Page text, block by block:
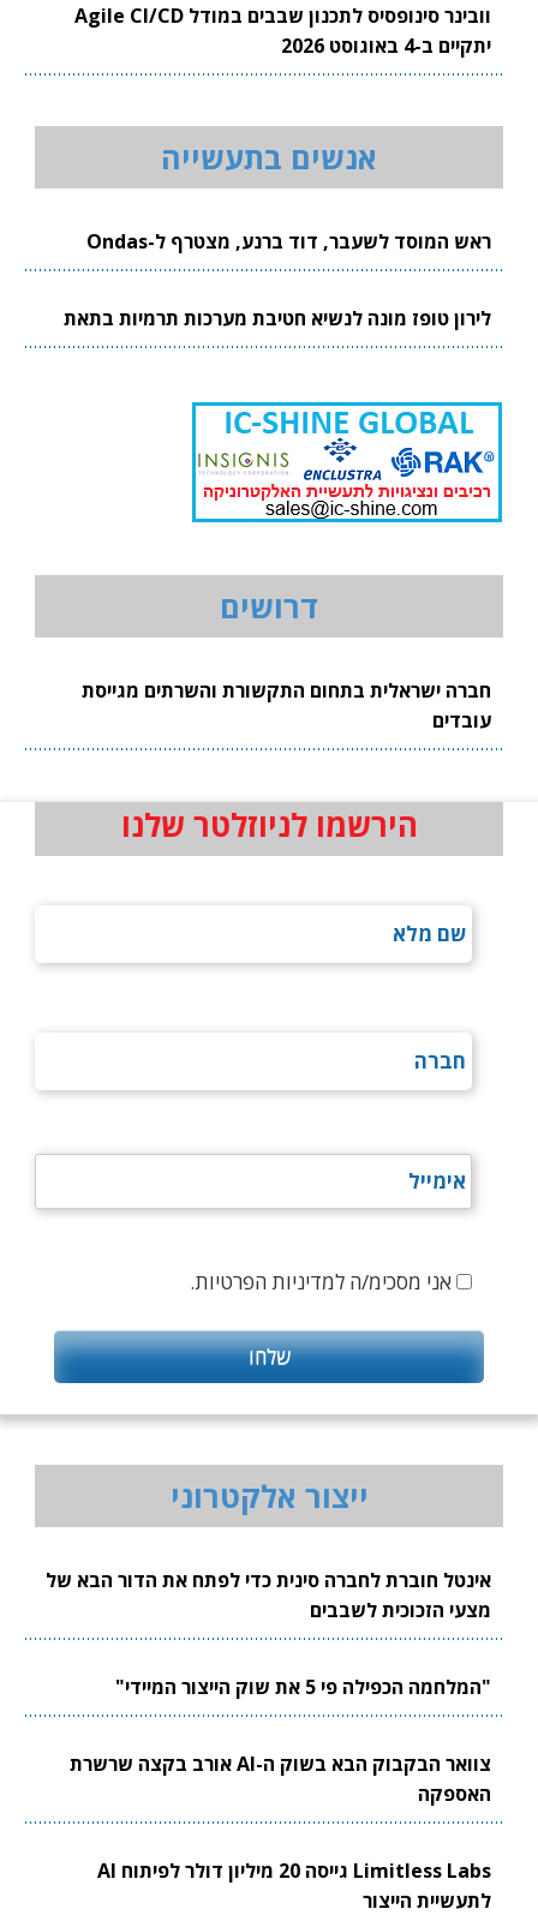
וובינר סינופסיס לתכנון שבבים במודל Agile CI/CD
יתקיים ב-4 באוגוסט 2026
אנשים בתעשייה
ראש המוסד לשעבר, דוד ברנע, מצטרף ל-Ondas
לירון טופז מונה לנשיא חטיבת מערכות תרמיות בתאת
דרושים
חברה ישראלית בתחום התקשורת והשרתים מגייסת
עובדים
הירשמו לניוזלטר שלנו
אני מסכימ/ה למדיניות הפרטיות.
ייצור אלקטרוני
אינטל חוברת לחברה סינית כדי לפתח את הדור הבא של
מצעי הזכוכית לשבבים
"המלחמה הכפילה פי 5 את שוק הייצור המיידי"
צוואר הבקבוק הבא בשוק ה-AI אורב בקצה שרשרת
האספקה
Limitless Labs גייסה 20 מיליון דולר לפיתוח AI
לתעשיית הייצור